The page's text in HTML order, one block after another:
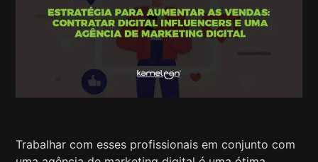
Trabalhar com esses profissionais em conjunto com